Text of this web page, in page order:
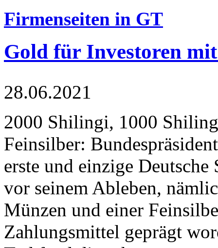
Firmenseiten in GT
Gold für Investoren
28.06.2021
2000 Shilingi, 1000
Feinsilber:
erste und einzige Deutsche
vor seinem Ableben,
Münzen und einer
Zahlungsmittel geprägt